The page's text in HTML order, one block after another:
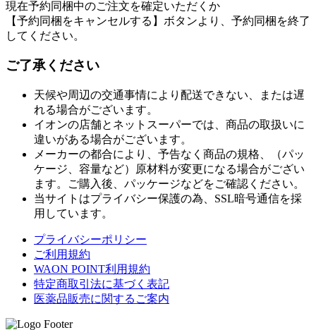
現在予約同梱中のご注文を確定いただくか
【予約同梱をキャンセルする】ボタンより、予約同梱を終了
してください。
ご了承ください
天候や周辺の交通事情により配送できない、または遅
れる場合がございます。
イオンの店舗とネットスーパーでは、商品の取扱いに
違いがある場合がございます。
メーカーの都合により、予告なく商品の規格、（パッ
ケージ、容量など）原材料が変更になる場合がござい
ます。ご購入後、パッケージなどをご確認ください。
当サイトはプライバシー保護の為、SSL暗号通信を採
用しています。
プライバシーポリシー
ご利用規約
WAON POINT利用規約
特定商取引法に基づく表記
医薬品販売に関するご案内